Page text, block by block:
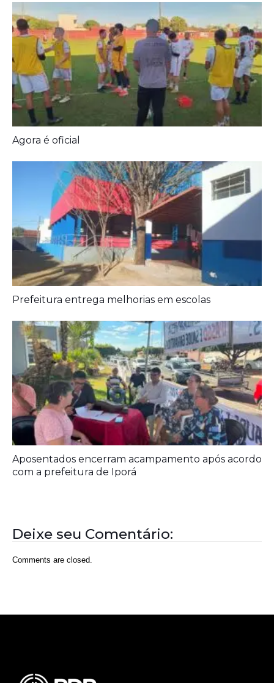
Diagnóstico tardio dá poucas chances de cura para
o câncer de pulmão
Agora é oficial
Prefeitura entrega melhorias em escolas